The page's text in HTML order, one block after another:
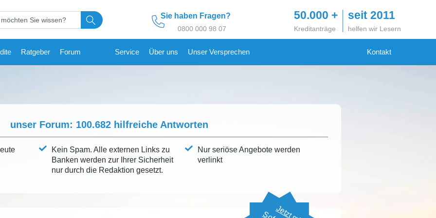
Sie haben Fragen?
0800 000 98 07
50.000 +
Kreditanträge
seit 2011
helfen wir Lesern
Ratgeber Forum Service Über uns Unser Versprechen Kontakt
unser Forum: 100.682hilfreiche Antworten
Kein Spam. Alle externen Links zu
Banken werden zur Ihrer Sicherheit
nur durch die Redaktion gesetzt.
Nur seriöse Angebote werden
verlinkt